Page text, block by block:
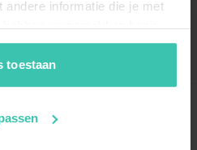
andere informatie die je met
verzameld op basis
Zo zorgen we ervoor dat
en op maat verloopt!
toestaan